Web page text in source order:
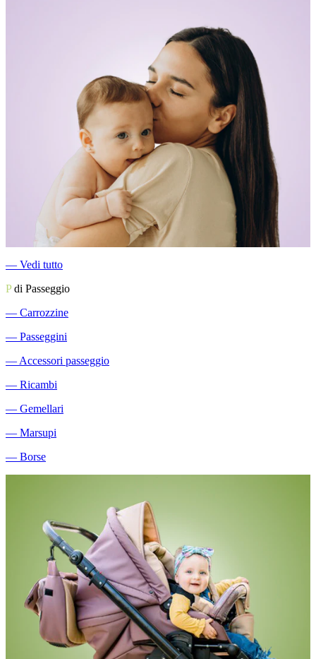
― Vedi tutto
Pdi Passeggio
― Carrozzine
― Passeggini
― Accessori passeggio
― Ricambi
― Gemellari
― Marsupi
― Borse